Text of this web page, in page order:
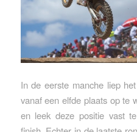
In de eerste manche liep
vanaf een elfde plaats op te
en leek deze positie vast